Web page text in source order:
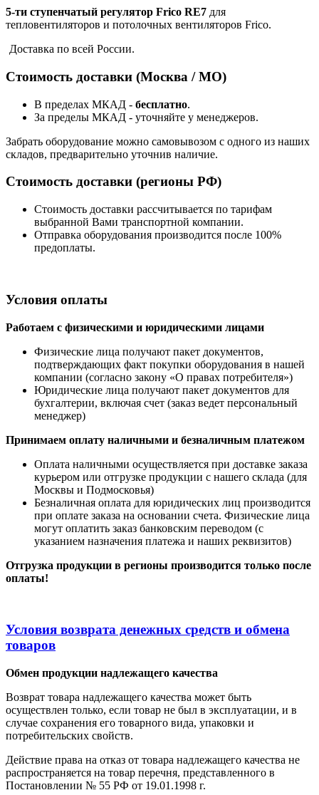
5-ти ступенчатый регулятор Frico RE7 для
тепловентиляторов и потолочных вентиляторов Frico.
Доставка по всей России.
Стоимость доставки (Москва / МО)
В пределах МКАД - бесплатно.
За пределы МКАД - уточняйте у менеджеров.
Забрать оборудование можно самовывозом с одного из наших
складов, предварительно уточнив наличие.
Стоимость доставки (регионы РФ)
Стоимость доставки рассчитывается по тарифам
выбранной Вами транспортной компании.
Отправка оборудования производится после 100%
предоплаты.
Условия оплаты
Работаем с физическими и юридическими лицами
Физические лица получают пакет документов,
подтверждающих факт покупки оборудования в нашей
компании (согласно закону «О правах потребителя»)
Юридические лица получают пакет документов для
бухгалтерии, включая счет (заказ ведет персональный
менеджер)
Принимаем оплату наличными и безналичным платежом
Оплата наличными осуществляется при доставке заказа
курьером или отгрузке продукции с нашего склада (для
Москвы и Подмосковья)
Безналичная оплата для юридических лиц производится
при оплате заказа на основании счета. Физические лица
могут оплатить заказ банковским переводом (с
указанием назначения платежа и наших реквизитов)
Отгрузка продукции в регионы производится только после
оплаты!
Условия возврата денежных средств и обмена
товаров
Обмен продукции надлежащего качества
Возврат товара надлежащего качества может быть
осуществлен только, если товар не был в эксплуатации, и в
случае сохранения его товарного вида, упаковки и
потребительских свойств.
Действие права на отказ от товара надлежащего качества не
распространяется на товар перечня, представленного в
Постановлении № 55 РФ от 19.01.1998 г.